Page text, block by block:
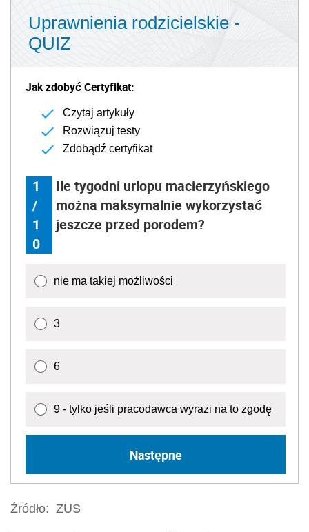
Uprawnienia rodzicielskie -
QUIZ
Jak zdobyć Certyfikat:
Czytaj artykuły
Rozwiązuj testy
Zdobądź certyfikat
1
/
1
0
Ile tygodni urlopu macierzyńskiego
można maksymalnie wykorzystać
jeszcze przed porodem?
nie ma takiej możliwości
3
6
9 - tylko jeśli pracodawca wyrazi na to zgodę
Następne
Źródło: ZUS